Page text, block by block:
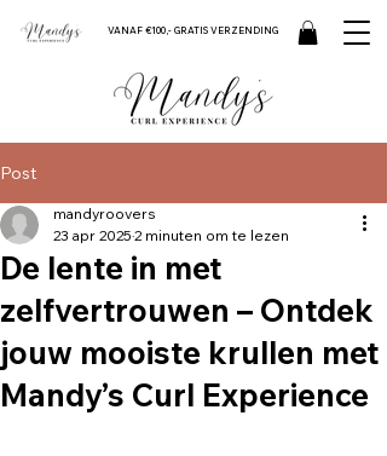
VANAF €100,- GRATIS VERZENDING
Post
De lente in met
zelfvertrouwen – Ontdek
jouw mooiste krullen met
Mandy’s Curl Experience
mandyroovers
23 apr 2025 2 minuten om te lezen